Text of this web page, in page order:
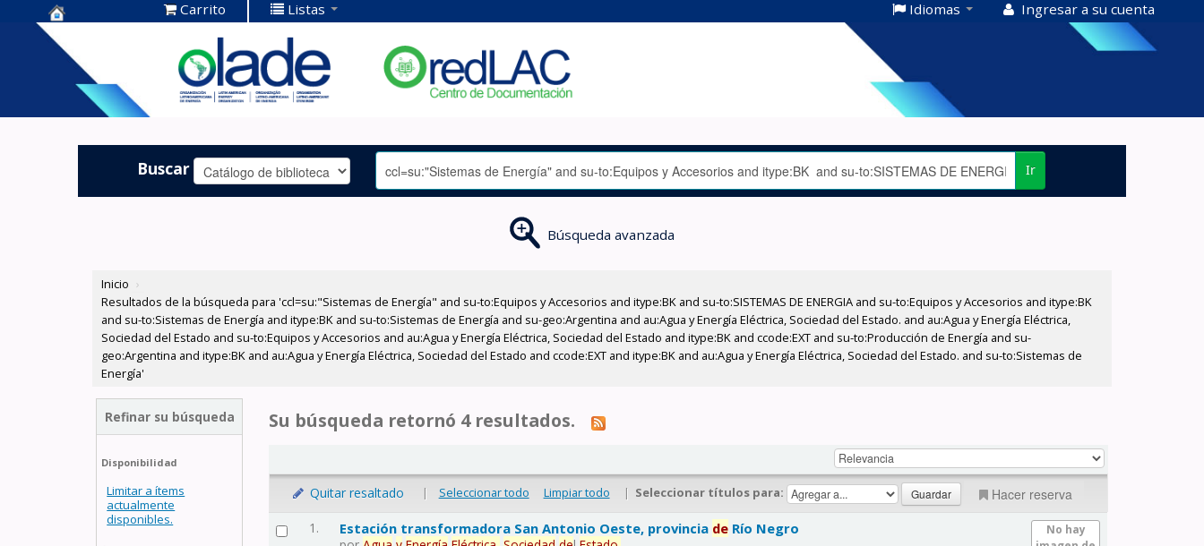
Centro de
Documentación
OLADE -
Carrito Listas Idiomas Ingresar a su cuenta
Buscar Ir
Búsqueda avanzada
Inicio ›
Resultados de la búsqueda para 'ccl=su:"Sistemas de Energía" and su-to:Equipos y Accesorios and itype:BK and su-to:SISTEMAS DE ENERGIA and su-to:Equipos y Accesorios and itype:BK
and su-to:Sistemas de Energía and itype:BK and su-to:Sistemas de Energía and su-geo:Argentina and au:Agua y Energía Eléctrica, Sociedad del Estado. and au:Agua y Energía Eléctrica,
Sociedad del Estado and su-to:Equipos y Accesorios and au:Agua y Energía Eléctrica, Sociedad del Estado and itype:BK and ccode:EXT and su-to:Producción de Energía and su-
geo:Argentina and itype:BK and au:Agua y Energía Eléctrica, Sociedad del Estado and ccode:EXT and itype:BK and au:Agua y Energía Eléctrica, Sociedad del Estado. and su-to:Sistemas de
Energía'
Refinar su búsqueda
Disponibilidad
Limitar a ítems
actualmente
disponibles.
Su búsqueda retornó 4 resultados.
Quitar resaltado | Seleccionar todo Limpiar todo | Seleccionar títulos para: Hacer reserva
1.
No hay
Estación transformadora San Antonio Oeste, provincia de Río Negro